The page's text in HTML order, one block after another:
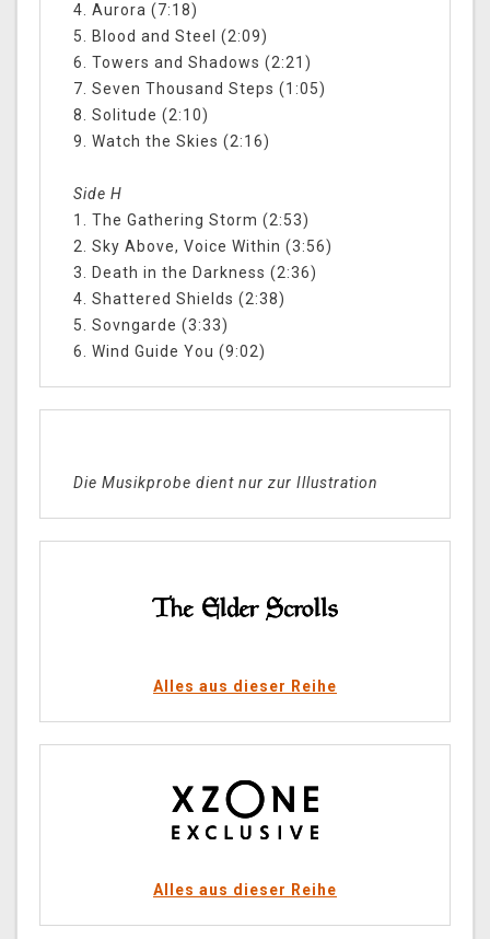
4. Aurora (7:18)
5. Blood and Steel (2:09)
6. Towers and Shadows (2:21)
7. Seven Thousand Steps (1:05)
8. Solitude (2:10)
9. Watch the Skies (2:16)
Side H
1. The Gathering Storm (2:53)
2. Sky Above, Voice Within (3:56)
3. Death in the Darkness (2:36)
4. Shattered Shields (2:38)
5. Sovngarde (3:33)
6. Wind Guide You (9:02)
Die Musikprobe dient nur zur Illustration
Alles aus dieser Reihe
Alles aus dieser Reihe